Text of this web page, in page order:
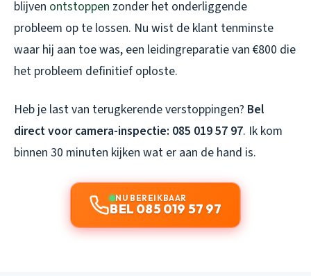
blijven ontstoppen zonder het onderliggende
probleem op te lossen. Nu wist de klant tenminste
waar hij aan toe was, een leidingreparatie van €800 die
het probleem definitief oploste.
Heb je last van terugkerende verstoppingen? Bel
direct voor camera-inspectie: 085 019 57 97. Ik kom
binnen 30 minuten kijken wat er aan de hand is.
NU BEREIKBAAR
BEL 085 019 57 97